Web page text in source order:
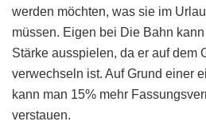
werden möchten, was sie im
müssen. Eigen bei Die Bahn
Stärke ausspielen, da er auf dem
verwechseln ist. Auf Grund einer
kann man 15% mehr
verstauen.